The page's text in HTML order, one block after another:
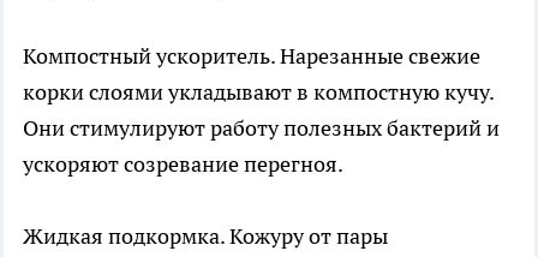
Компостный ускоритель. Нарезанные свежие
корки слоями укладывают в компостную кучу.
Они стимулируют работу полезных бактерий и
ускоряют созревание перегноя.
Жидкая подкормка. Кожуру от пары